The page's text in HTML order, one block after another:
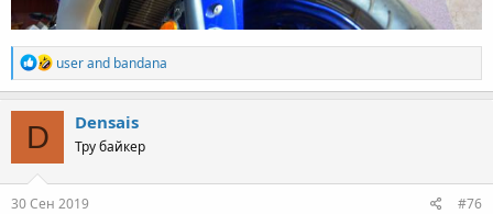
R
e
a
c
o
n
s
userand bandana
D Densais
Тру байкер
30 Сен 2019 #76